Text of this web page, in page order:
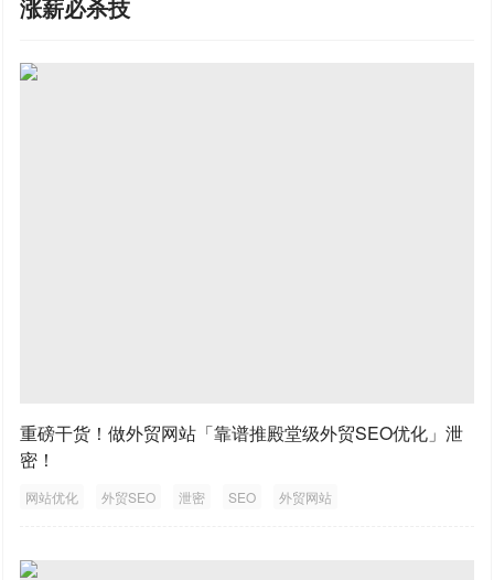
涨薪必杀技
重磅干货！做外贸网站「靠谱推殿堂级外贸SEO优化」泄
密！
网站优化 外贸SEO 泄密 SEO 外贸网站